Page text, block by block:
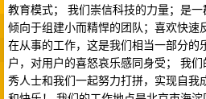
教育模式； 我们崇信科技的力量；是
倾向于组建小而精悍的团队；喜欢快速
在从事的工作，这是我们相当一部分的
户，对用户的喜怒哀乐感同身受； 我
秀人士和我们一起努力打拼，实现自我